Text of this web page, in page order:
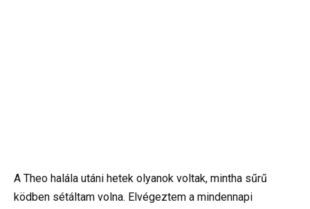
A Theo halála utáni hetek olyanok voltak, mintha sűrű
ködben sétáltam volna. Elvégeztem a mindennapi